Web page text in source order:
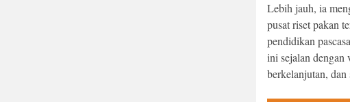
Lebih jauh, ia
pusat riset pakan
pendidikan
ini sejalan dengan
berkelanjutan, dan